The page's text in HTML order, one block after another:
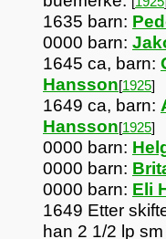
1635 barn:
0000 barn:
1645 ca, barn:
Hansson[1925]
1649 ca, barn:
Hansson[1925]
0000 barn:
0000 barn:
0000 barn: Eli
1649 Etter
han 2 1/2 lp